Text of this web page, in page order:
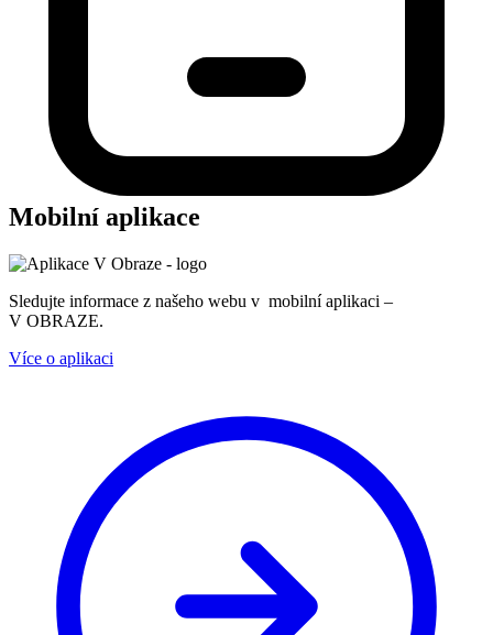
Mobilní aplikace
Sledujte informace z našeho webu v mobilní aplikaci –
V OBRAZE.
Více o aplikaci